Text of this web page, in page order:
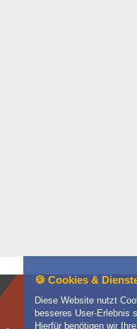
🍪 Cookies &
Diese Website nutzt
besseres User-Erlebnis
Hierfür benötigen wir